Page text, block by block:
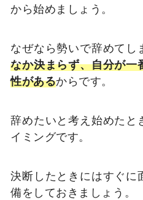
から始めましょう。
なぜなら勢いで辞めてし
なか決まらず、自分が一
性があるからです。
辞めたいと考え始めたと
イミングです。
決断したときにはすぐに
備をしておきましょう。